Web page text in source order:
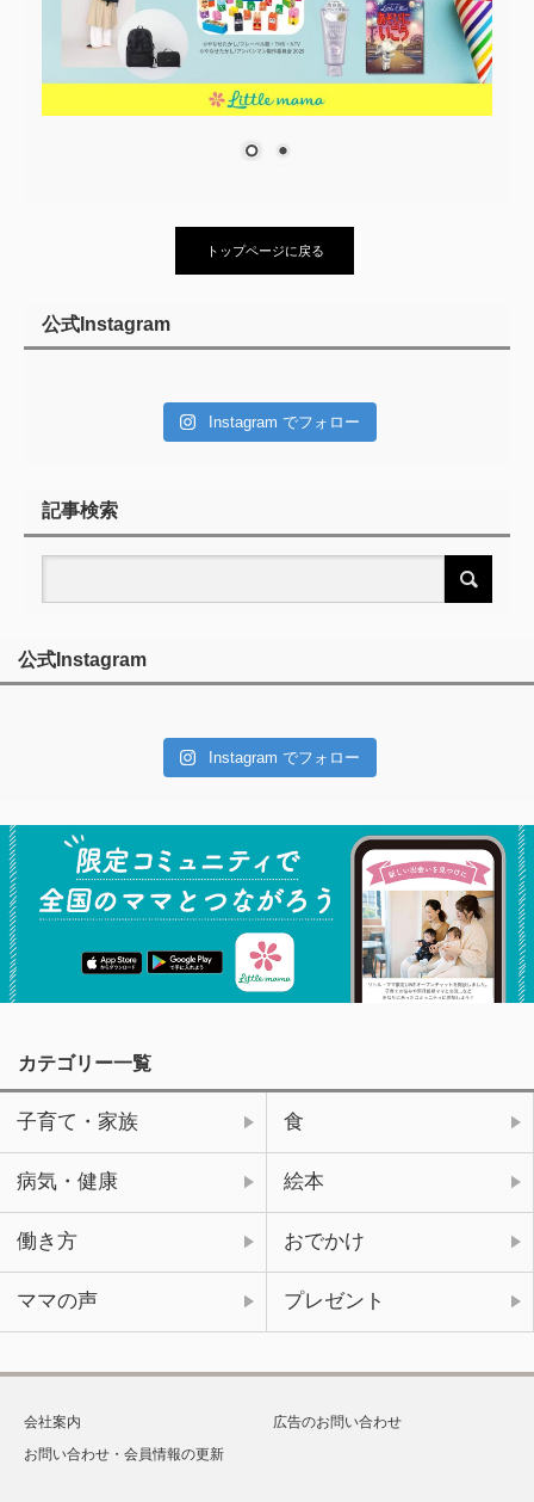
トップページに戻る
公式Instagram
Instagram でフォロー
記事検索
公式Instagram
Instagram でフォロー
カテゴリー一覧
子育て・家族 食
病気・健康 絵本
働き方 おでかけ
ママの声 プレゼント
会社案内
広告のお問い合わせ
お問い合わせ・会員情報の更新